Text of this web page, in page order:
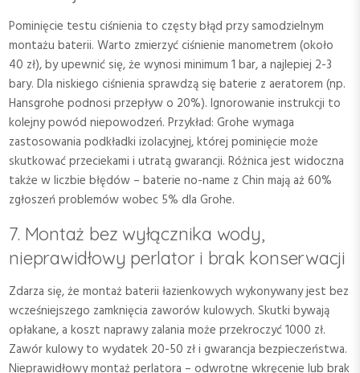
Pominięcie testu ciśnienia to częsty błąd przy samodzielnym
montażu baterii. Warto zmierzyć ciśnienie manometrem (około
40 zł), by upewnić się, że wynosi minimum 1 bar, a najlepiej 2-3
bary. Dla niskiego ciśnienia sprawdzą się baterie z aeratorem (np.
Hansgrohe podnosi przepływ o 20%). Ignorowanie instrukcji to
kolejny powód niepowodzeń. Przykład: Grohe wymaga
zastosowania podkładki izolacyjnej, której pominięcie może
skutkować przeciekami i utratą gwarancji. Różnica jest widoczna
także w liczbie błędów – baterie no-name z Chin mają aż 60%
zgłoszeń problemów wobec 5% dla Grohe.
7. Montaż bez wyłącznika wody,
nieprawidłowy perlator i brak konserwacji
Zdarza się, że montaż baterii łazienkowych wykonywany jest bez
wcześniejszego zamknięcia zaworów kulowych. Skutki bywają
opłakane, a koszt naprawy zalania może przekroczyć 1000 zł.
Zawór kulowy to wydatek 20-50 zł i gwarancja bezpieczeństwa.
Nieprawidłowy montaż perlatora – odwrotne wkręcenie lub brak